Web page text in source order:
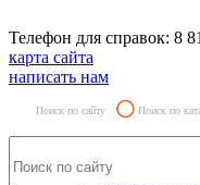
Телефон для справок: 8
карта сайта
написать нам
Поиск по сайту Поиск по